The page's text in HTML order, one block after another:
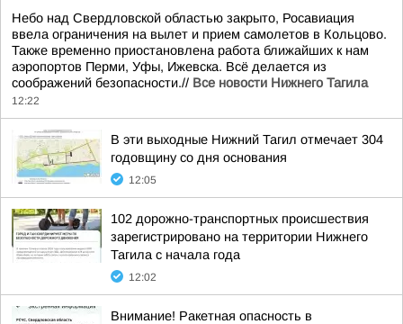
Небо над Свердловской областью закрыто, Росавиация
ввела ограничения на вылет и прием самолетов в Кольцово.
Также временно приостановлена работа ближайших к нам
аэропортов Перми, Уфы, Ижевска. Всё делается из
соображений безопасности.// Все новости Нижнего Тагила
12:22
В эти выходные Нижний Тагил отмечает 304
годовщину со дня основания
12:05
102 дорожно-транспортных происшествия
зарегистрировано на территории Нижнего
Тагила с начала года
12:02
Внимание! Ракетная опасность в